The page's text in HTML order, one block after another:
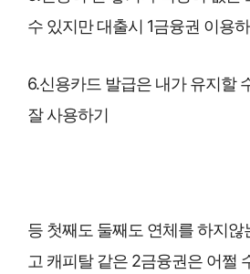
수 있지만 대출시 1금융권 이용
6.신용카드 발급은 내가 유지할
잘 사용하기
등 첫째도 둘째도 연체를 하지
고 캐피탈 같은 2금융권은 어쩔